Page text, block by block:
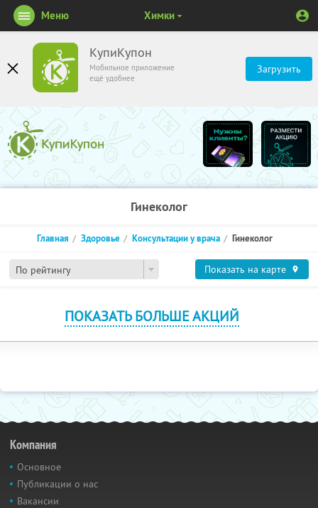
КупиКупон
Мобильное приложение
ещё удобнее
Загрузить
Меню Химки
Гинеколог
По рейтингу
Главная Здоровье Консультации у врача Гинеколог
Показать на карте
ПОКАЗАТЬ БОЛЬШЕ АКЦИЙ
Компания
Основное
Публикации о нас
Вакансии